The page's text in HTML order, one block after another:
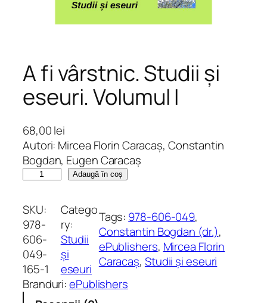
A fi vârstnic. Studii și
eseuri. Volumul I
68,00lei
Autori: Mircea Florin Caracaş, Constantin
Bogdan, Eugen Caracaș
n
t
i
t
a
t
e
Adaugă în coș
SKU:
978-
606-
049-
165-1
Catego
ry:
Studii
și
eseuri
Tags: 978-606-049
Constantin Bogdan (dr.)
ePublishers, Mircea Florin
Caracaș, Studii și eseuri
Branduri:ePublishers